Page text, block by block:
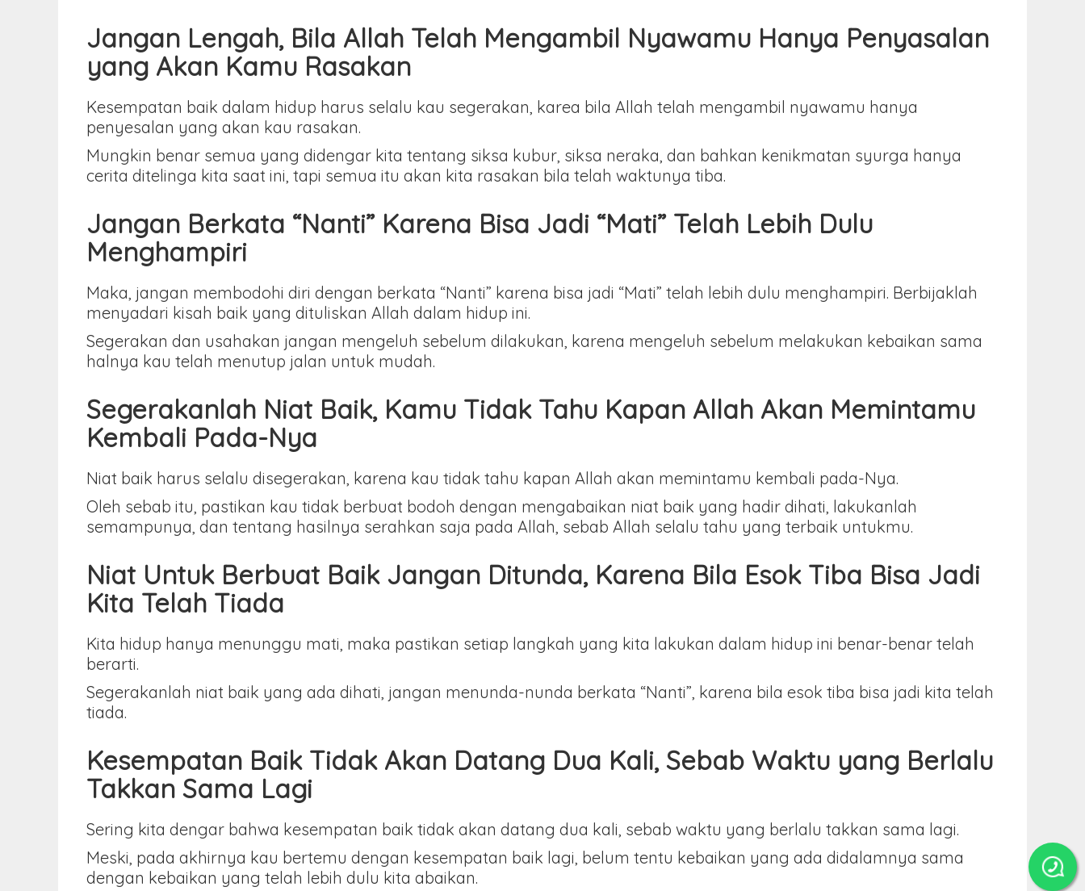
Jangan Lengah, Bila Allah Telah Mengambil Nyawamu Hanya Penyasalan
yang Akan Kamu Rasakan
Kesempatan baik dalam hidup harus selalu kau segerakan, karea bila Allah telah mengambil nyawamu hanya
penyesalan yang akan kau rasakan.
Mungkin benar semua yang didengar kita tentang siksa kubur, siksa neraka, dan bahkan kenikmatan syurga hanya
cerita ditelinga kita saat ini, tapi semua itu akan kita rasakan bila telah waktunya tiba.
Jangan Berkata “Nanti” Karena Bisa Jadi “Mati” Telah Lebih Dulu
Menghampiri
Maka, jangan membodohi diri dengan berkata “Nanti” karena bisa jadi “Mati” telah lebih dulu menghampiri. Berbijaklah
menyadari kisah baik yang dituliskan Allah dalam hidup ini.
Segerakan dan usahakan jangan mengeluh sebelum dilakukan, karena mengeluh sebelum melakukan kebaikan sama
halnya kau telah menutup jalan untuk mudah.
Segerakanlah Niat Baik, Kamu Tidak Tahu Kapan Allah Akan Memintamu
Kembali Pada-Nya
Niat baik harus selalu disegerakan, karena kau tidak tahu kapan Allah akan memintamu kembali pada-Nya.
Oleh sebab itu, pastikan kau tidak berbuat bodoh dengan mengabaikan niat baik yang hadir dihati, lakukanlah
semampunya, dan tentang hasilnya serahkan saja pada Allah, sebab Allah selalu tahu yang terbaik untukmu.
Niat Untuk Berbuat Baik Jangan Ditunda, Karena Bila Esok Tiba Bisa Jadi
Kita Telah Tiada
Kita hidup hanya menunggu mati, maka pastikan setiap langkah yang kita lakukan dalam hidup ini benar-benar telah
berarti.
Segerakanlah niat baik yang ada dihati, jangan menunda-nunda berkata “Nanti”, karena bila esok tiba bisa jadi kita telah
tiada.
Kesempatan Baik Tidak Akan Datang Dua Kali, Sebab Waktu yang Berlalu
Takkan Sama Lagi
Sering kita dengar bahwa kesempatan baik tidak akan datang dua kali, sebab waktu yang berlalu takkan sama lagi.
Meski, pada akhirnya kau bertemu dengan kesempatan baik lagi, belum tentu kebaikan yang ada didalamnya sama
dengan kebaikan yang telah lebih dulu kita abaikan.